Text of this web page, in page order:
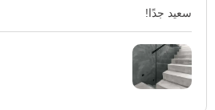
سعيد جدًا!